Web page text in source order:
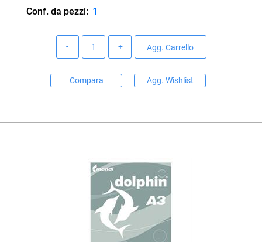
Conf. da pezzi: 1
Agg. Carrello
Compara Agg. Wishlist